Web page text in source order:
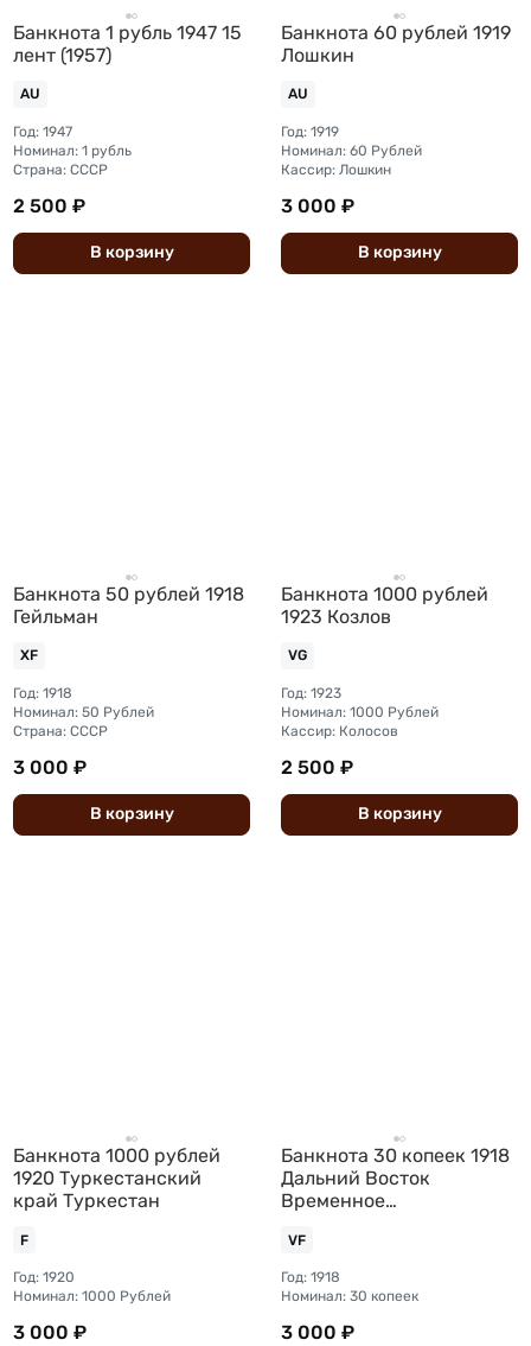
Банкнота 1 рубль 1947 15
лент (1957)
AU
Год: 1947
Номинал: 1 рубль
Страна: СССР
2 500 ₽
В корзину
Банкнота 60 рублей 1919
Лошкин
AU
Год: 1919
Номинал: 60 Рублей
Кассир: Лошкин
3 000 ₽
В корзину
Банкнота 50 рублей 1918
Гейльман
XF
Год: 1918
Номинал: 50 Рублей
Страна: СССР
3 000 ₽
В корзину
Банкнота 1000 рублей
1923 Козлов
VG
Год: 1923
Номинал: 1000 Рублей
Кассир: Колосов
2 500 ₽
В корзину
Банкнота 1000 рублей
1920 Туркестанский
край Туркестан
F
Год: 1920
Номинал: 1000 Рублей
3 000 ₽
Банкнота 30 копеек 1918
Дальний Восток
Временное
VF
Год: 1918
Номинал: 30 копеек
3 000 ₽